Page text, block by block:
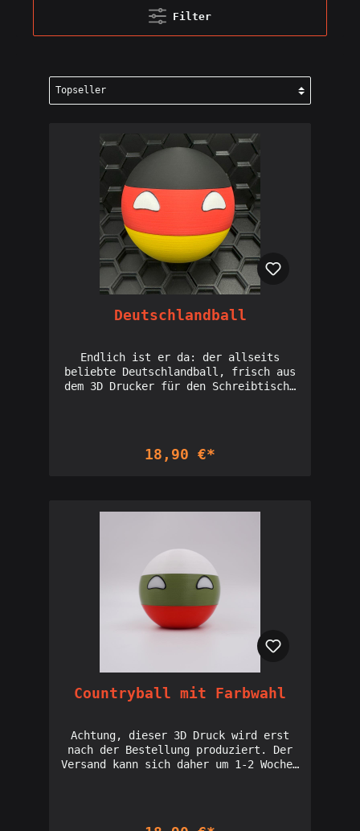
Filter
Deutschlandball
Endlich ist er da: der allseits
beliebte Deutschlandball, frisch aus
dem 3D Drucker für den Schreibtisch.
und ein Kampfgewicht von ca. 120g.
18,90 €*
Countryball mit Farbwahl
Achtung, dieser 3D Druck wird erst
nach der Bestellung produziert. Der
Versand kann sich daher um 1-2 Wochen